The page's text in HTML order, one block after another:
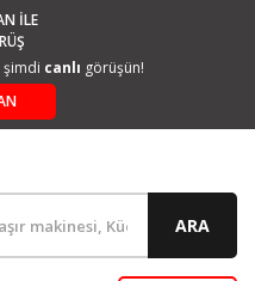
İLE
şimdi canlı görüşün!
ARA